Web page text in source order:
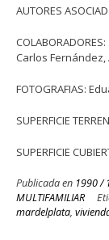
AUTORES
Carlos Fernández,
FOTOGRAFIAS:
SUPERFICIE
SUPERFICIE
Publicada en 1990 /
MULTIFAMILIAR
mardelplata,